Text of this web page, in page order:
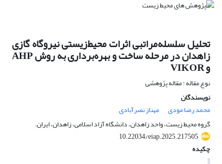
تحلیل سلسله‌مراتبی اثرات‌ محیط‌زیستی نیروگاه گازی
زاهدان در مرحله ساخت و بهره‌برداری به روش AHP
و VIKOR
نوع مقاله : مقاله پژوهشی
نویسندگان
محمد رضا مودی
مهناز نصرآبادی
گروه محیط زیست، واحد زاهدان، دانشگاه آزاد اسلامی، زاهدان، ایران.
10.22034/eiap.2025.217505
چکیده